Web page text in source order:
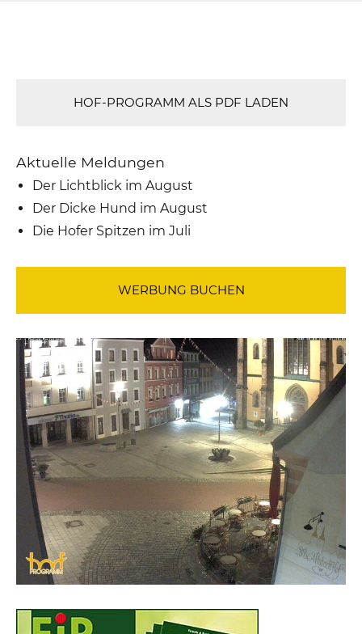
HOF-PROGRAMM ALS PDF LADEN
Aktuelle Meldungen
Der Lichtblick im August
Der Dicke Hund im August
Die Hofer Spitzen im Juli
WERBUNG BUCHEN